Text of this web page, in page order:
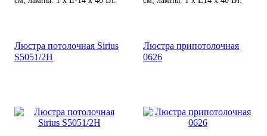
Люстра потолочная Sirius
S5051/2H
Люстра припотолочная
0626